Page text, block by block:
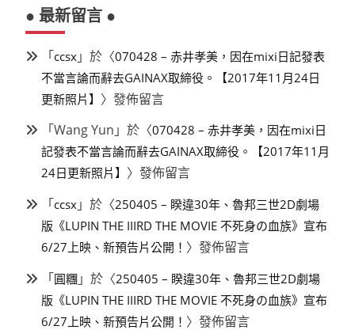
● 最新留言 ●
「ccsx 」於〈070428 – 赤井孝美，因在mixi日記發表
不當言論而辭去GAINAX取締役。【2017年11月24日
更新照片】 〉發佈留言
「Wang Yun 」於〈070428 – 赤井孝美，因在mixi日
記發表不當言論而辭去GAINAX取締役。【2017年11月
24日更新照片】 〉發佈留言
「ccsx 」於〈250405 – 睽違30年、魯邦三世2D劇場
版《LUPIN THE IIIRD THE MOVIE 不死身の血族》宣布
6/27上映、新預告片公開！ 〉發佈留言
「圓糰 」於〈250405 – 睽違30年、魯邦三世2D劇場
版《LUPIN THE IIIRD THE MOVIE 不死身の血族》宣布
6/27上映、新預告片公開！ 〉發佈留言